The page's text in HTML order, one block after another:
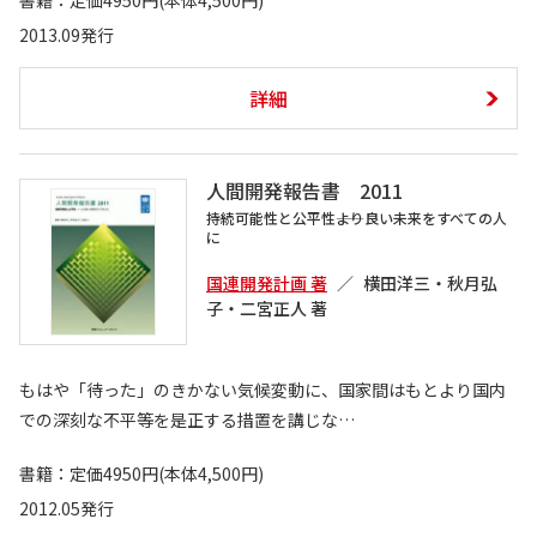
2013.09発行
詳細
人間開発報告書 2011
持続可能性と公平性――より良い未来をすべての人
に
国連開発計画 著
横田洋三・秋月弘
子・二宮正人 著
もはや「待った」のきかない気候変動に、国家間はもとより国内
での深刻な不平等を是正する措置を講じな…
書籍：定価4950円(本体4,500円)
2012.05発行